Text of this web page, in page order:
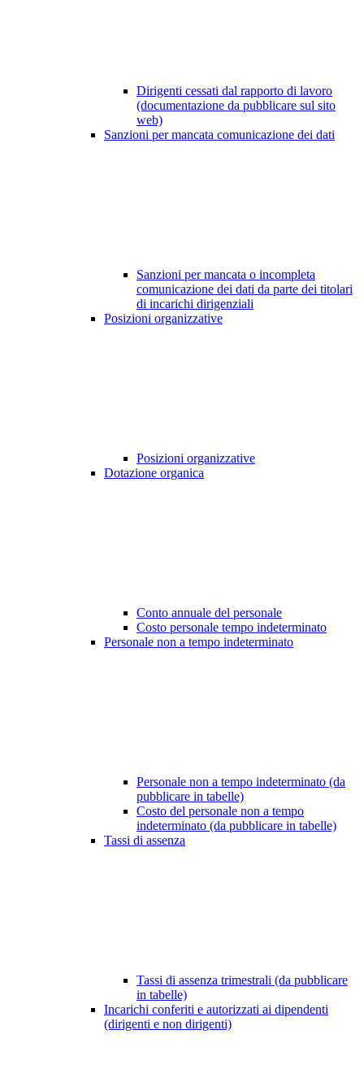
Dirigenti cessati dal rapporto di lavoro
(documentazione da pubblicare sul sito
web)
Sanzioni per mancata comunicazione dei dati
Sanzioni per mancata o incompleta
comunicazione dei dati da parte dei titolari
di incarichi dirigenziali
Posizioni organizzative
Posizioni organizzative
Dotazione organica
Conto annuale del personale
Costo personale tempo indeterminato
Personale non a tempo indeterminato
Personale non a tempo indeterminato (da
pubblicare in tabelle)
Costo del personale non a tempo
indeterminato (da pubblicare in tabelle)
Tassi di assenza
Tassi di assenza trimestrali (da pubblicare
in tabelle)
Incarichi conferiti e autorizzati ai dipendenti
(dirigenti e non dirigenti)